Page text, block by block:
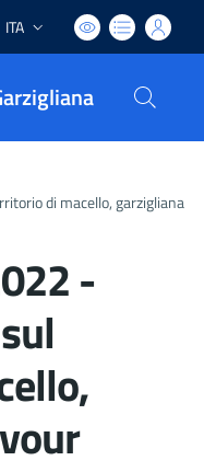
Lingua attiva:
ITA
di macello, garzigliana
-